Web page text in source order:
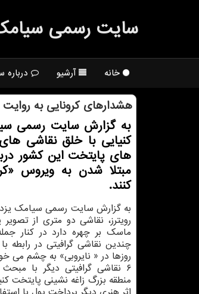
سایت رسمی
خانه آرشیو
هشدارهای كرونایی به روایت
به گزارش سایت رسمی
كنیایی با خلق نقاشی
های پایتخت این كشور
مبتلا شدن به ویروس
كنند.
به گزارش سایت رسمی سیامک
رویترز، نقاشی دو متری از
ماسک بر چهره دارد در کنار
چندین نقاشی گرافیتی در رابطه
روزها در « نایروبی» به چشم می
۶ نقاشی گرافیتی دیگر با
منطقه بزرگ زاغه نشینی پایتخت